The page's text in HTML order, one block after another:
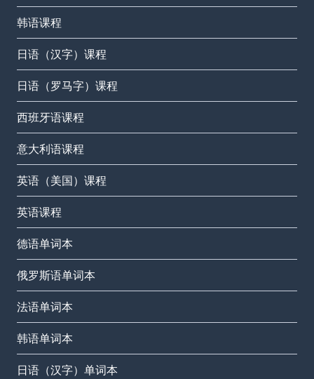
韩语课程
日语（汉字）课程
日语（罗马字）课程
西班牙语课程
意大利语课程
英语（美国）课程
英语课程
德语单词本
俄罗斯语单词本
法语单词本
韩语单词本
日语（汉字）单词本